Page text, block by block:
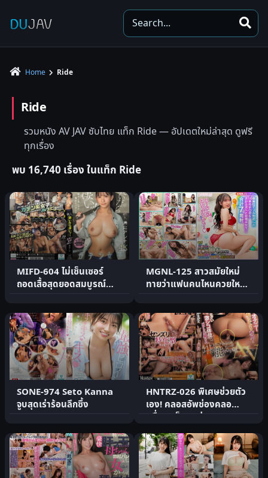
e
a
Home Ride
Ride
รวมหนัง AV JAV ซับไทย แท็ก Ride — อัปเดตใหม่ล่าสุด ดูฟรี
ทุกเรื่อง
พบ 16,740 เรื่อง ในแท็ก Ride
MIFD-604 ไม่เซ็นเซอร์
ถอดเสื้อสุดยอดสมบูรณ์
แบบ
MGNL-125 สาวสมัยใหม่
ทายว่าแฟนคนไหนควยใหญ่
สุด
SONE-974 Seto Kanna
จูบสุดเร่าร้อนลึกซึ้ง
HNTRZ-026 พิเศษช่วยตัว
เอง! คลอสอัพช่องคลอ
ดลื่นๆ เย็ดทุกท่า